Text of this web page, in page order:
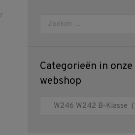
Zoeken:
Categorieën in onze
webshop